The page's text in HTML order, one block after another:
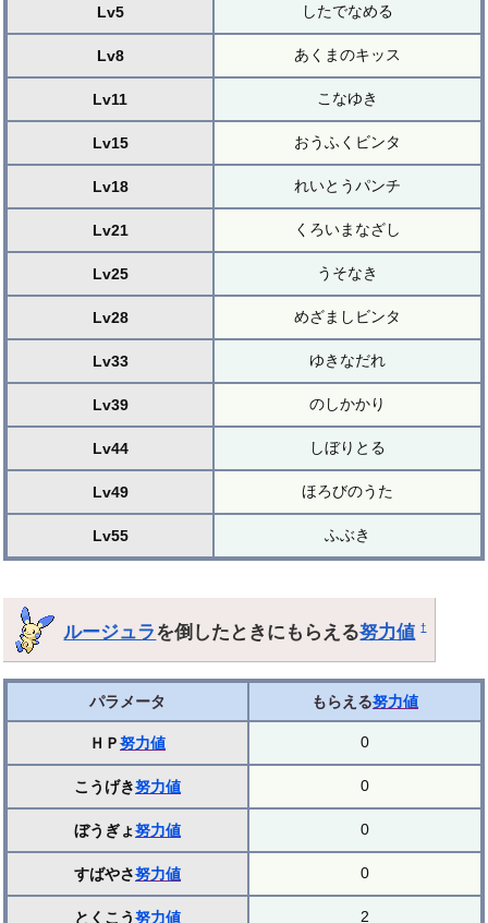
Lv5 したでなめる
Lv8 あくまのキッス
Lv11 こなゆき
Lv15 おうふくビンタ
Lv18 れいとうパンチ
Lv21 くろいまなざし
Lv25 うそなき
Lv28 めざましビンタ
Lv33 ゆきなだれ
Lv39 のしかかり
Lv44 しぼりとる
Lv49 ほろびのうた
Lv55 ふぶき
ルージュラを倒したときにもらえる努力値 †
パラメータ もらえる努力値
ＨＰ努力値 0
こうげき努力値 0
ぼうぎょ努力値 0
すばやさ努力値 0
とくこう努力値 2